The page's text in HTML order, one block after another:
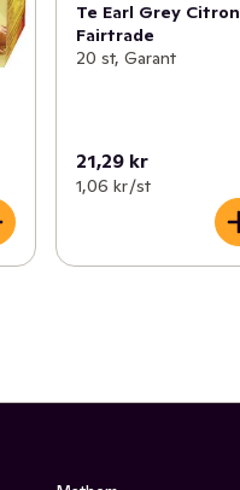
Te Earl Grey Citron
Fairtrade
20 st, Garant
21,29 kr
1,06 kr /st